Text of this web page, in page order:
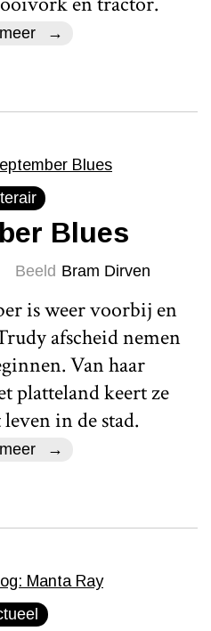
Blues
Beeld Bram Dirven
is weer voorbij en
afscheid nemen
Van haar
platteland keert ze
in de stad.